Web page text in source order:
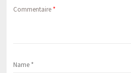
Commentaire*